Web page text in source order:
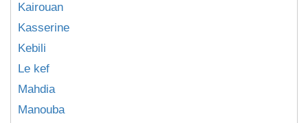
Kairouan
Kasserine
Kebili
Le kef
Mahdia
Manouba